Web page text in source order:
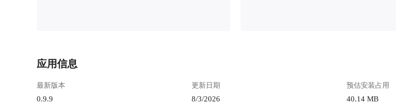
写入 `MOXSERVER_DB_USER` 的数据库密码。
| | `MOXSERVER_ADDR` | HTTP 监听地址，格
式如 `:8980`、`:8080` 或 `127.0.0.1:8980`；不配
后续端口。 | |
应用信息
最新版本
0.9.9
更新日期
8/3/2026
预估安装占用
40.14 MB